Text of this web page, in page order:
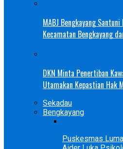
MABJ Bengkayang
Kecamatan Bengkayang
DKN Minta Penertiban
Utamakan Kepastian Hak
Sekadau
Bengkayang
Puskesmas